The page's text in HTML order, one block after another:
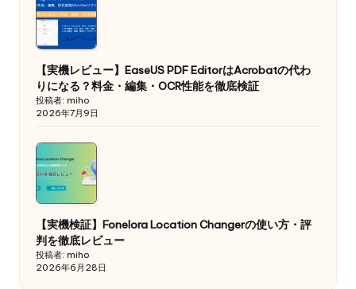
【実機レビュー】EaseUS PDF EditorはAcrobatの代わ
りになる？料金・編集・OCR性能を徹底検証
投稿者: miho
2026年7月9日
【実機検証】Fonelora Location Changerの使い方・評
判を徹底レビュー
投稿者: miho
2026年6月28日